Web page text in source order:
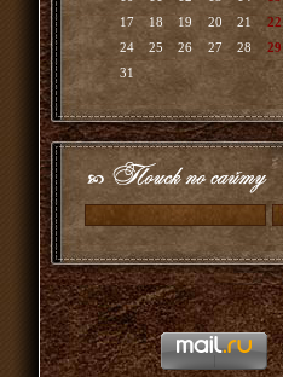
17
18 19 20 21 22
24
25 26 27 28 29
31